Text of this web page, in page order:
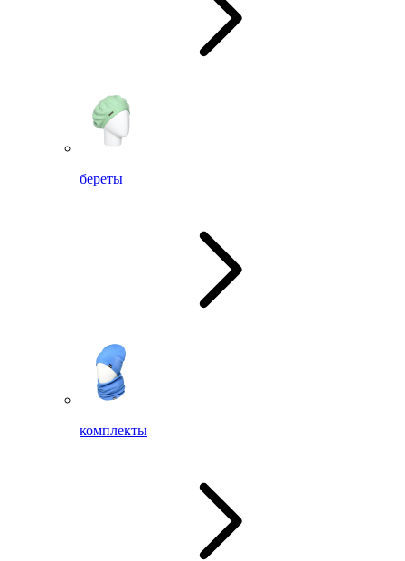
береты
комплекты